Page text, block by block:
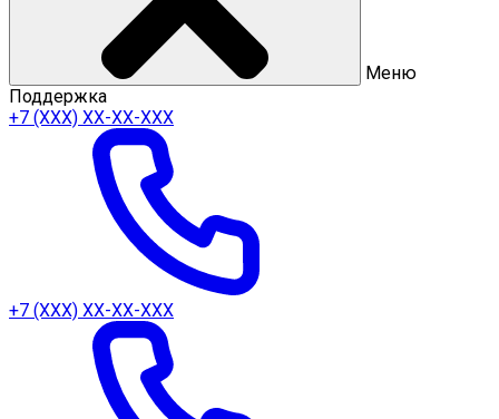
Меню
Поддержка
+7 (ХХХ) ХХ-ХХ-ХХХ
+7 (ХХХ) ХХ-ХХ-ХХХ